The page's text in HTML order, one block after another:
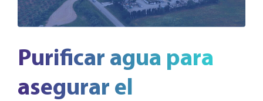
Purificar agua para
asegurar el